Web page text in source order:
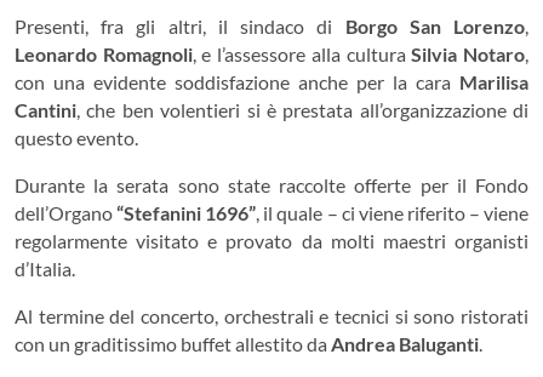
Presenti, fra gli altri, il sindaco di Borgo San Lorenzo
Leonardo Romagnoli, e l’assessore alla culturaSilvia Notaro
con una evidente soddisfazione anche per la cara Marilisa
Cantini , che ben volentieri si è prestata all’organizzazione di
questo evento.
Durante la serata sono state raccolte offerte per il Fondo
dell’Organo“Stefanini 1696” , il quale – ci viene riferito – viene
regolarmente visitato e provato da molti maestri organisti
d’Italia.
Al termine del concerto, orchestrali e tecnici si sono ristorati
con un graditissimo buffet allestito da Andrea Baluganti